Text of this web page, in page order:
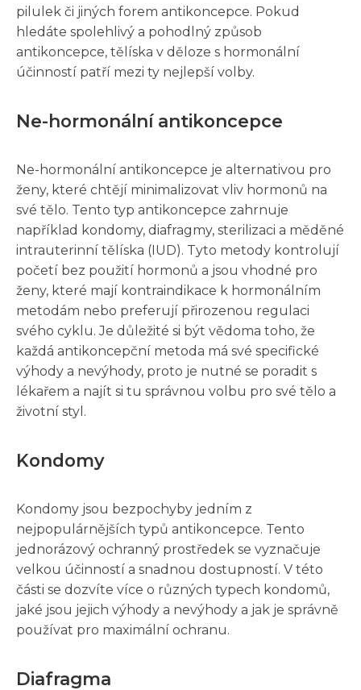
pilulek či jiných forem antikoncepce. Pokud
hledáte spolehlivý a pohodlný způsob
antikoncepce, tělíska v děloze s hormonální
účinností patří mezi ty nejlepší volby.
Ne-hormonální antikoncepce
Ne-hormonální antikoncepce je alternativou pro
ženy, které chtějí minimalizovat vliv hormonů na
své tělo. Tento typ antikoncepce zahrnuje
například kondomy, diafragmy, sterilizaci a měděné
intrauterinní tělíska (IUD). Tyto metody kontrolují
početí bez použití hormonů a jsou vhodné pro
ženy, které mají kontraindikace k hormonálním
metodám nebo preferují přirozenou regulaci
svého cyklu. Je důležité si být vědoma toho, že
každá antikoncepční metoda má své specifické
výhody a nevýhody, proto je nutné se poradit s
lékařem a najít si tu správnou volbu pro své tělo a
životní styl.
Kondomy
Kondomy jsou bezpochyby jedním z
nejpopulárnějších typů antikoncepce. Tento
jednorázový ochranný prostředek se vyznačuje
velkou účinností a snadnou dostupností. V této
části se dozvíte více o různých typech kondomů,
jaké jsou jejich výhody a nevýhody a jak je správně
používat pro maximální ochranu.
Diafragma